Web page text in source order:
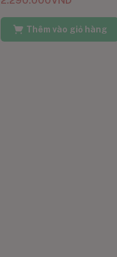
Thêm vào giỏ hàng